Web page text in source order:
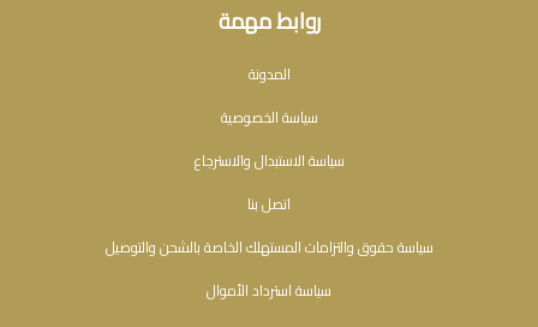
روابط مهمة
المدونة
سياسة الخصوصية
سياسة الاستبدال والاسترجاع
اتصل بنا
سياسة حقوق والتزامات المستهلك الخاصة بالشحن والتوصيل
سياسة استرداد الأموال